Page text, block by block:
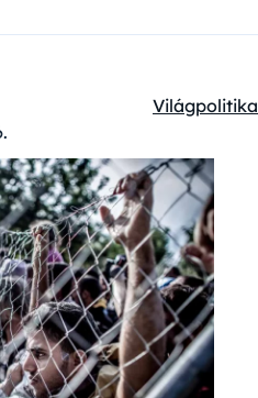
Kategóriák:
Világpolitika